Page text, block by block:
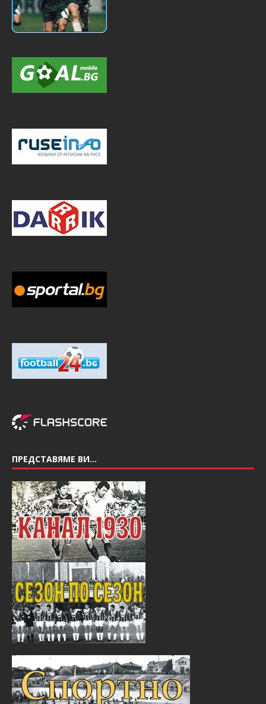
ПРЕДСТАВЯМЕ ВИ…